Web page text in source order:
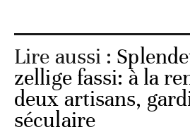
Lire aussi :
zellige fassi: à la
deux artisans,
séculaire